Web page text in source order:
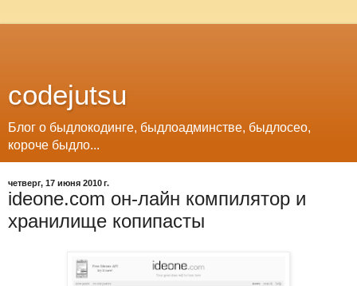
codejutsu
Блог о быдлокодинге, быдлоадминстве, быдлосео,
короче быдло...
четверг, 17 июня 2010 г.
ideone.com он-лайн компилятор и
хранилище копипасты